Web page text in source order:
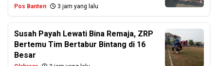
Pos Banten 3 jam yang lalu
Susah Payah Lewati Bina Remaja, ZRP
Bertemu Tim Bertabur Bintang di 16
Besar